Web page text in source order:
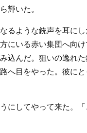
輝いた。
るような銃声を耳に
にいる赤い集団へ向
込んだ。狙いの逸れ
へ目をやった。彼に
にしてやって来た。